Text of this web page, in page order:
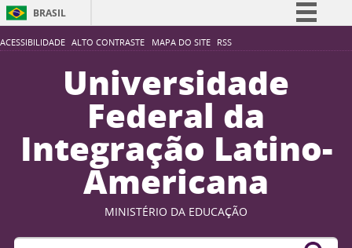
ACESSIBILIDADE ALTO CONTRASTE MAPA DO SITE RSS
BRASIL
Simplifique!
Participe
Acesso à informação
Legislação
Canais
Universidade
Federal da
Integração Latino-
Americana
MINISTÉRIO DA EDUCAÇÃO
Buscar no portal